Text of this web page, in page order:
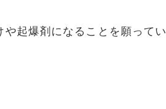
や起爆剤になることを願ってい